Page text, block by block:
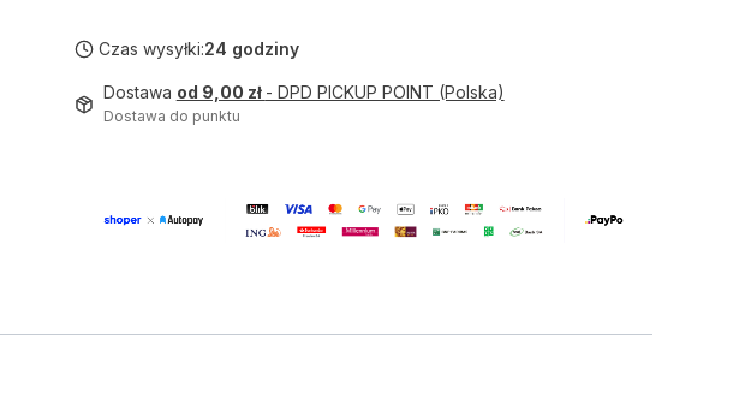
Czas wysyłki:24 godziny
Dostawa od 9,00 zł - DPD PICKUP POINT (Polska)
Dostawa do punktu